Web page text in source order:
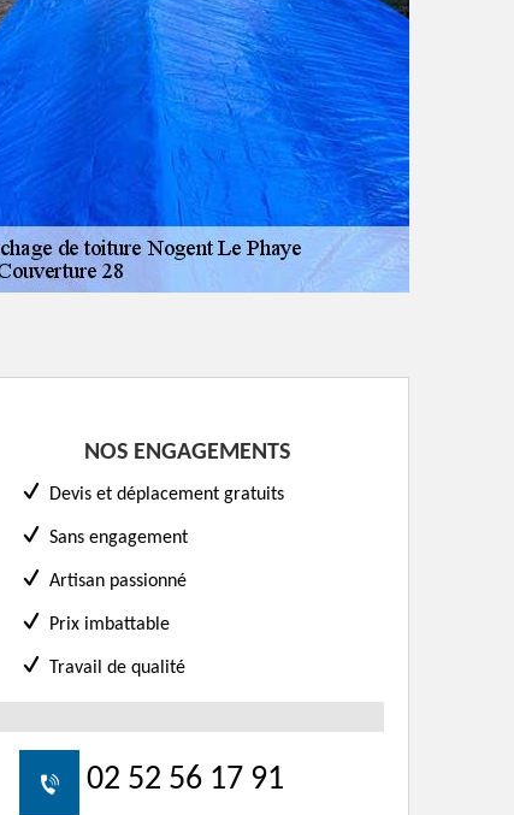
NOS ENGAGEMENTS
Devis et déplacement gratuits
Sans engagement
Artisan passionné
Prix imbattable
Travail de qualité
02 52 56 17 91